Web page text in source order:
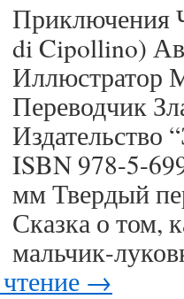
Приключения
di Cipollino)
Иллюстратор
Переводчик
Издательство
ISBN 978-5-
мм Твердый
Сказка о том,
мальчик-
→